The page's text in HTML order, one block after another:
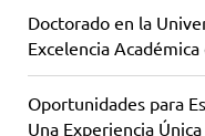
Doctorado en la
Excelencia
Oportunidades para
Una Experiencia Única